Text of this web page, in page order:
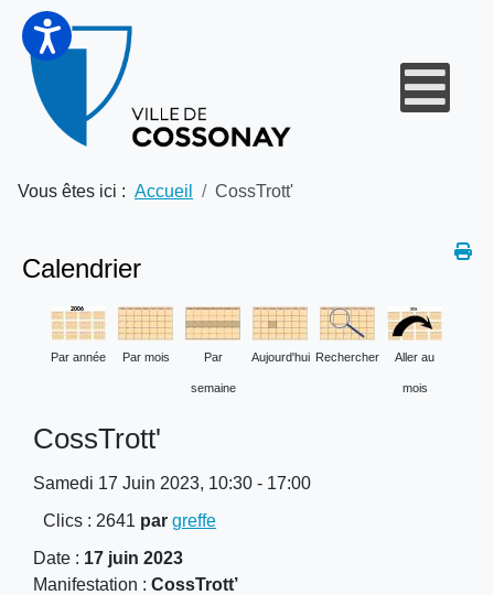
Vous êtes ici : Accueil CossTrott'
Calendrier
Par année Par mois Par
semaine
Aujourd'hui Rechercher Aller au
mois
CossTrott'
Samedi 17 Juin 2023, 10:30 - 17:00
Clics : 2641 pargreffe
Date : 17 juin 2023
Manifestation : CossTrott’